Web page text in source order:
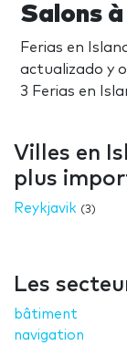
Salons
Ferias en
actualizado y
3 Ferias en
Villes en
plus
Reykjavik (3)
Les
bâtiment
navigation